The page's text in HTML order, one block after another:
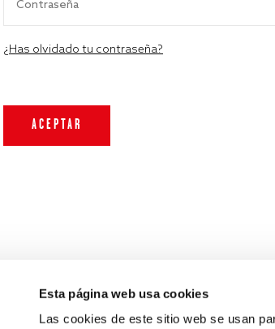
Esta página web usa cookies
Las cookies de este sitio web se usan
¿Has olvidado tu contraseña?